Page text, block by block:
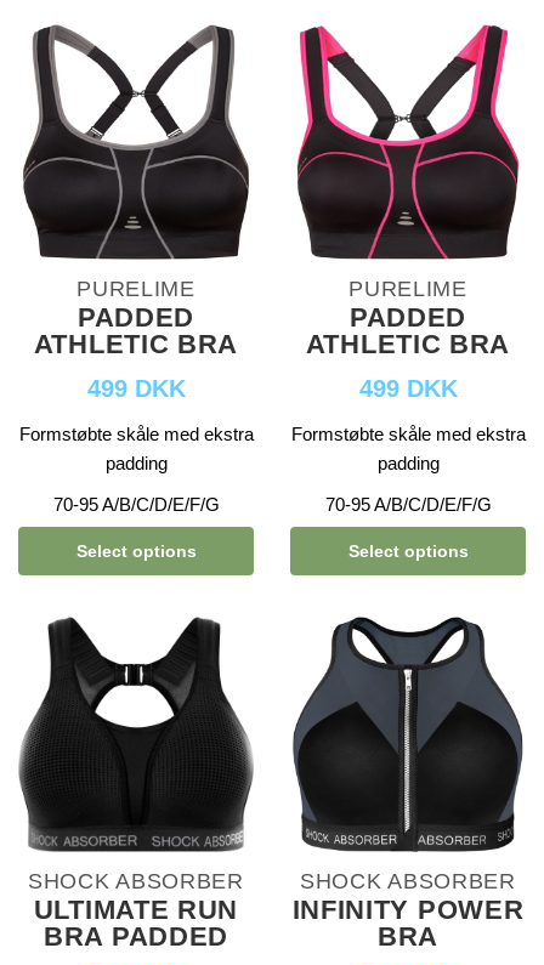
PURELIME
PADDED
ATHLETIC BRA
499 DKK
Formstøbte skåle med ekstra
padding
70-95 A/B/C/D/E/F/G
Select options
PURELIME
PADDED
ATHLETIC BRA
499 DKK
Formstøbte skåle med ekstra
padding
70-95 A/B/C/D/E/F/G
Select options
SHOCK ABSORBER
ULTIMATE RUN
BRA PADDED
SHOCK ABSORBER
INFINITY POWER
BRA